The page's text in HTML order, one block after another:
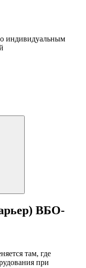
индивидуальным
ВБО-
там, где
при